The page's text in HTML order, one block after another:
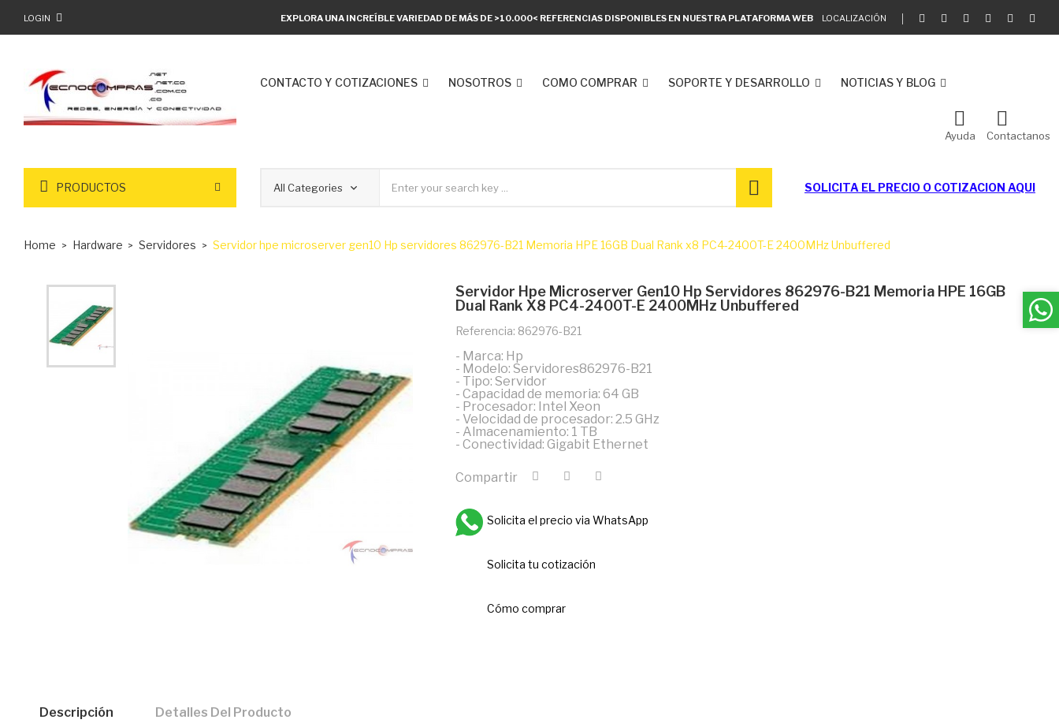
EXPLORA UNA INCREÍBLE VARIEDAD DE MÁS DE >10.000< REFERENCIAS DISPONIBLES EN NUESTRA PLATAFORMA WEB LOCALIZACIÓN
LOGIN
CONTACTO Y COTIZACIONES NOSOTROS COMO COMPRAR SOPORTE Y DESARROLLO NOTICIAS Y BLOG
Ayuda Contactanos
PRODUCTOS SOLICITA EL PRECIO O COTIZACION AQUI
Home Hardware Servidores Servidor hpe microserver gen10 Hp servidores 862976-B21 Memoria HPE 16GB Dual Rank x8 PC4-2400T-E 2400MHz Unbuffered
Servidor Hpe Microserver Gen10 Hp Servidores 862976-B21 Memoria HPE 16GB
Dual Rank X8 PC4-2400T-E 2400MHz Unbuffered
Referencia: 862976-B21
- Marca: Hp
- Modelo: Servidores862976-B21
- Tipo: Servidor
- Capacidad de memoria: 64 GB
- Procesador: Intel Xeon
- Velocidad de procesador: 2.5 GHz
- Almacenamiento: 1 TB
- Conectividad: Gigabit Ethernet
Compartir
Solicita el precio via WhatsApp
Solicita tu cotización
Cómo comprar
Descripción Detalles Del Producto